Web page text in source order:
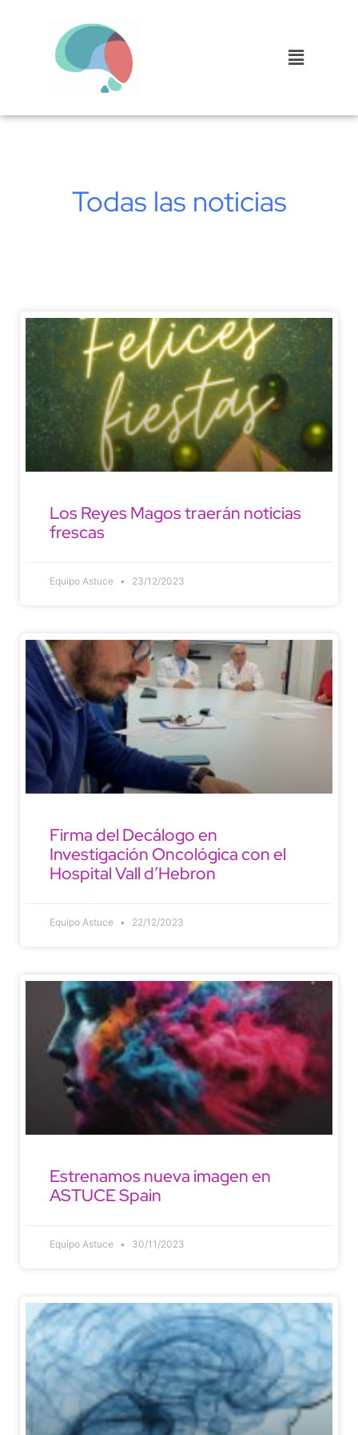
Todas las noticias
Los Reyes Magos traerán noticias
frescas
Equipo Astuce 23/12/2023
Firma del Decálogo en
Investigación Oncológica con el
Hospital Vall d’Hebron
Equipo Astuce 22/12/2023
Estrenamos nueva imagen en
ASTUCE Spain
Equipo Astuce 30/11/2023